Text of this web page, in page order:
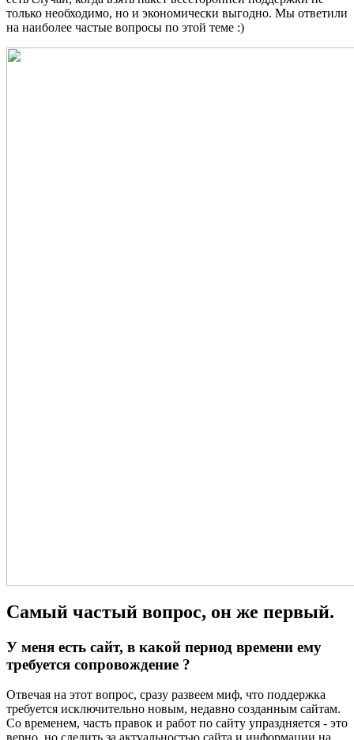
только необходимо, но и экономически выгодно. Мы ответили
на наиболее частые вопросы по этой теме :)
Самый частый вопрос, он же первый.
У меня есть сайт, в какой период времени ему
требуется сопровождение ?
Отвечая на этот вопрос, сразу развеем миф, что поддержка
требуется исключительно новым, недавно созданным сайтам.
Со временем, часть правок и работ по сайту упраздняется - это